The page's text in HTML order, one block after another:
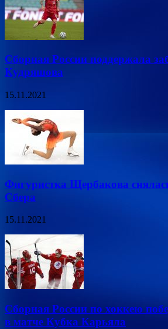
Сборная России поддержала
Кудряшова
15.11.2021
Фигуристка Щербакова
Сбера
15.11.2021
Сборная России по хоккею
в матче Кубка Карьяла